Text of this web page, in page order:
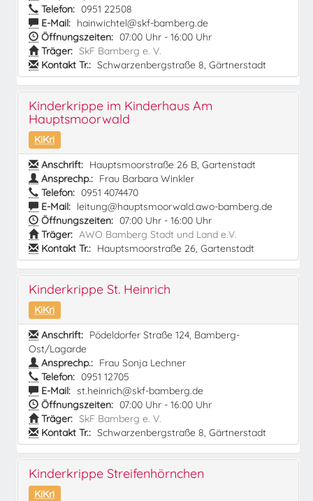
Telefon: 0951 22508
E-Mail: hainwichtel@skf-bamberg.de
Öffnungszeiten: 07:00 Uhr - 16:00 Uhr
Träger: SkF Bamberg e. V.
Kontakt Tr.: Schwarzenbergstraße 8, Gärtnerstadt
Kinderkrippe im Kinderhaus Am
Hauptsmoorwald
KiKri
Anschrift: Hauptsmoorstraße 26 B, Gartenstadt
Ansprechp.: Frau Barbara Winkler
Telefon: 0951 4074470
E-Mail: leitung@hauptsmoorwald.awo-bamberg.de
Öffnungszeiten: 07:00 Uhr - 16:00 Uhr
Träger: AWO Bamberg Stadt und Land e.V.
Kontakt Tr.: Hauptsmoorstraße 26, Gartenstadt
Kinderkrippe St. Heinrich
KiKri
Anschrift: Pödeldorfer Straße 124, Bamberg-
Ost/Lagarde
Ansprechp.: Frau Sonja Lechner
Telefon: 0951 12705
E-Mail: st.heinrich@skf-bamberg.de
Öffnungszeiten: 07:00 Uhr - 16:00 Uhr
Träger: SkF Bamberg e. V.
Kontakt Tr.: Schwarzenbergstraße 8, Gärtnerstadt
Kinderkrippe Streifenhörnchen
KiKri